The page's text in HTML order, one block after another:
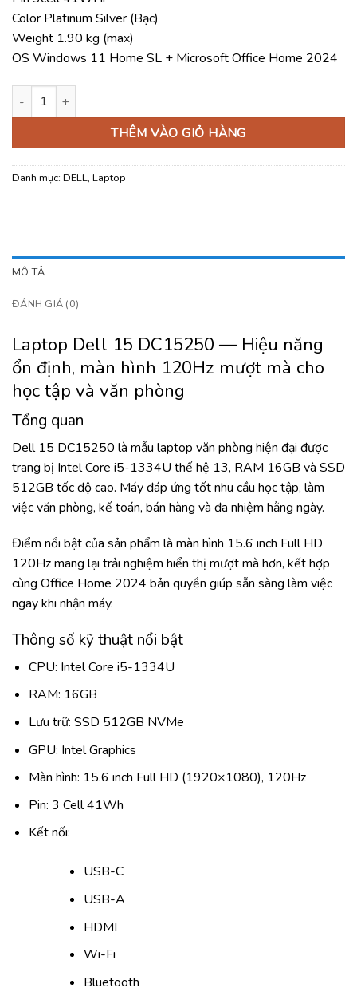
Color Platinum Silver (Bạc)
Weight 1.90 kg (max)
OS Windows 11 Home SL + Microsoft Office Home 2024
Laptop Dell 15 DC15250 CPH992 số lượng
THÊM VÀO GIỎ HÀNG
Danh mục: DELL, Laptop
MÔ TẢ
ĐÁNH GIÁ (0)
Laptop Dell 15 DC15250 — Hiệu năng
ổn định, màn hình 120Hz mượt mà cho
học tập và văn phòng
Tổng quan
Dell 15 DC15250 là mẫu laptop văn phòng hiện đại được
trang bị Intel Core i5-1334U thế hệ 13, RAM 16GB và SSD
512GB tốc độ cao. Máy đáp ứng tốt nhu cầu học tập, làm
việc văn phòng, kế toán, bán hàng và đa nhiệm hằng ngày.
Điểm nổi bật của sản phẩm là màn hình 15.6 inch Full HD
120Hz mang lại trải nghiệm hiển thị mượt mà hơn, kết hợp
cùng Office Home 2024 bản quyền giúp sẵn sàng làm việc
ngay khi nhận máy.
Thông số kỹ thuật nổi bật
CPU: Intel Core i5-1334U
RAM: 16GB
Lưu trữ: SSD 512GB NVMe
GPU: Intel Graphics
Màn hình: 15.6 inch Full HD (1920×1080), 120Hz
Pin: 3 Cell 41Wh
Kết nối:
USB-C
USB-A
HDMI
Wi-Fi
Bluetooth